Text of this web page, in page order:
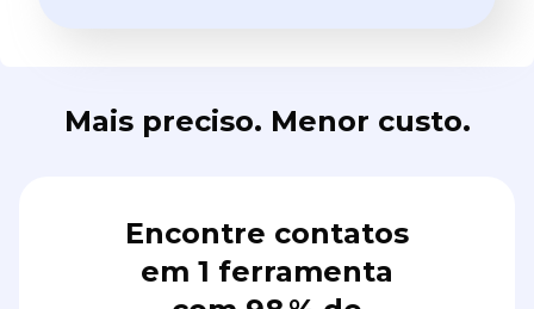
Mais preciso. Menor custo.
Encontre contatos
em 1 ferramenta